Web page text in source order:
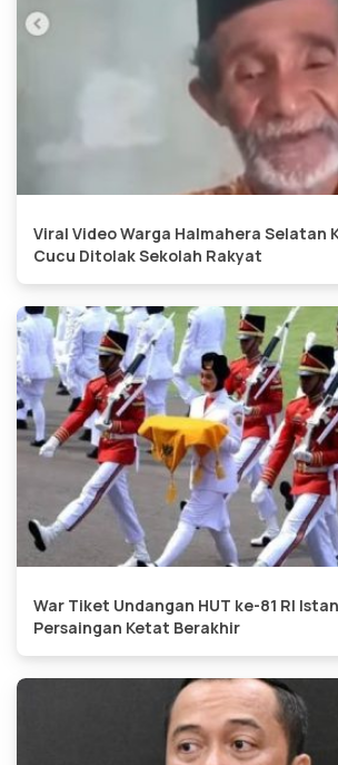
Viral Video Warga Halmahera Selatan
Cucu Ditolak Sekolah Rakyat
War Tiket Undangan HUT ke-81 RI
Persaingan Ketat Berakhir